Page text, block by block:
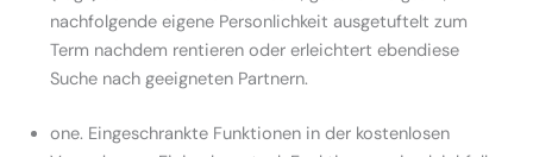
nachfolgende eigene Personlichkeit ausgetuftelt zum
Term nachdem rentieren oder erleichtert ebendiese
Suche nach geeigneten Partnern.
one. Eingeschrankte Funktionen in der kostenlosen